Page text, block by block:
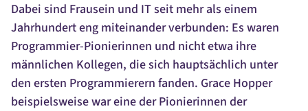
Dabei sind Frausein und IT seit mehr als einem
Jahrhundert eng miteinander verbunden: Es waren
Programmier-Pionierinnen und nicht etwa ihre
männlichen Kollegen, die sich hauptsächlich unter
den ersten Programmierern fanden. Grace Hopper
beispielsweise war eine der Pionierinnen der